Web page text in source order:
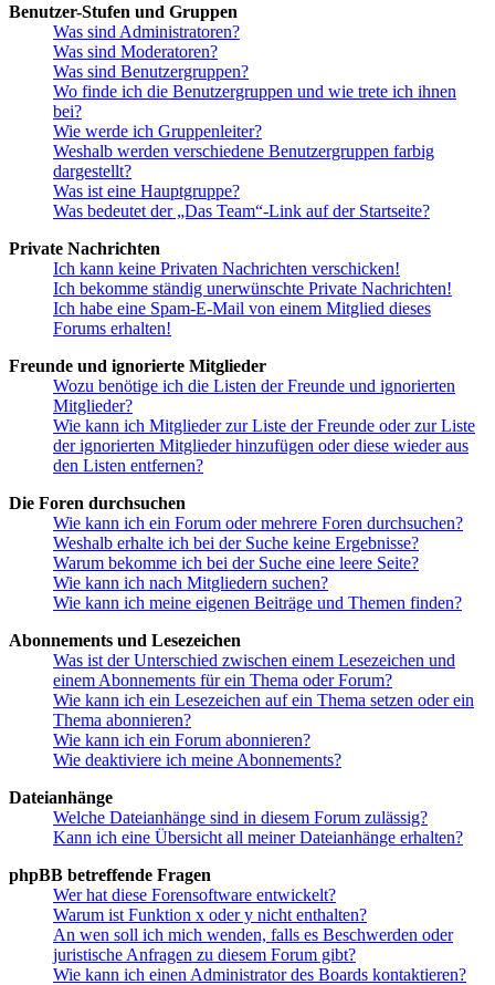
Benutzer-Stufen und Gruppen
Was sind Administratoren?
Was sind Moderatoren?
Was sind Benutzergruppen?
Wo finde ich die Benutzergruppen und wie trete ich ihnen
bei?
Wie werde ich Gruppenleiter?
Weshalb werden verschiedene Benutzergruppen farbig
dargestellt?
Was ist eine Hauptgruppe?
Was bedeutet der „Das Team“-Link auf der Startseite?
Private Nachrichten
Ich kann keine Privaten Nachrichten verschicken!
Ich bekomme ständig unerwünschte Private Nachrichten!
Ich habe eine Spam-E-Mail von einem Mitglied dieses
Forums erhalten!
Freunde und ignorierte Mitglieder
Wozu benötige ich die Listen der Freunde und ignorierten
Mitglieder?
Wie kann ich Mitglieder zur Liste der Freunde oder zur Liste
der ignorierten Mitglieder hinzufügen oder diese wieder aus
den Listen entfernen?
Die Foren durchsuchen
Wie kann ich ein Forum oder mehrere Foren durchsuchen?
Weshalb erhalte ich bei der Suche keine Ergebnisse?
Warum bekomme ich bei der Suche eine leere Seite?
Wie kann ich nach Mitgliedern suchen?
Wie kann ich meine eigenen Beiträge und Themen finden?
Abonnements und Lesezeichen
Was ist der Unterschied zwischen einem Lesezeichen und
einem Abonnements für ein Thema oder Forum?
Wie kann ich ein Lesezeichen auf ein Thema setzen oder ein
Thema abonnieren?
Wie kann ich ein Forum abonnieren?
Wie deaktiviere ich meine Abonnements?
Dateianhänge
Welche Dateianhänge sind in diesem Forum zulässig?
Kann ich eine Übersicht all meiner Dateianhänge erhalten?
phpBB betreffende Fragen
Wer hat diese Forensoftware entwickelt?
Warum ist Funktion x oder y nicht enthalten?
An wen soll ich mich wenden, falls es Beschwerden oder
juristische Anfragen zu diesem Forum gibt?
Wie kann ich einen Administrator des Boards kontaktieren?